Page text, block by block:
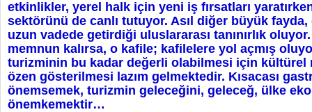
etkinlikler, yerel halk için yeni iş fırsatları
sektörünü de canlı tutuyor. Asıl diğer büyük
uzun vadede getirdiği uluslararası tanınırlık
memnun kalırsa, o kafile; kafilelere yol açmış
turizminin bu kadar değerli olabilmesi için kültürel
özen gösterilmesi lazım gelmektedir. Kısacası
önemsemek, turizmin geleceğini, geleceğ, ülke
önemkemektir…